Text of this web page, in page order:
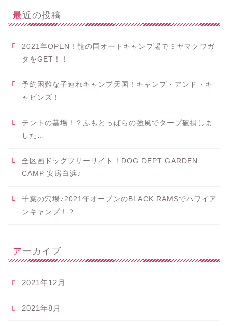
最近の投稿
2021年OPEN！龍の国オートキャンプ場でミヤマクワガ
タをGET！！
予約困難な子連れキャンプ天国！キャンプ・アンド・キ
ャビンズ！
テントの墓場！？ふもとっぱらの強風でタープ破損しま
した…
全区画ドッグフリーサイト！DOG DEPT GARDEN
CAMP 安房白浜♪
千葉の穴場♪2021年オープンのBLACK RAMSでハワイア
ンキャンプ！？
アーカイブ
2021年12月
2021年8月